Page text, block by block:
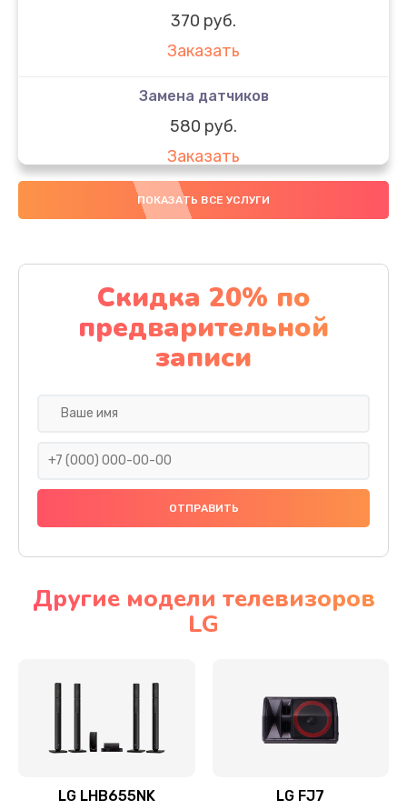
370 руб.
Заказать
Замена датчиков
580 руб.
Заказать
Комплексная чистка
Заказать
Замена дисплея (экрана)
2000 руб.
Заказать
Ремонт платы электроники
Прошивка
Ремонт механики привода
Ремонт / замена кнопок, клавиш, индикаторов,
ПОКАЗАТЬ ВСЕ УСЛУГИ
Скидка 20% по
предварительной
записи
Другие модели телевизоров
LG
LG LHB655NK LG FJ7